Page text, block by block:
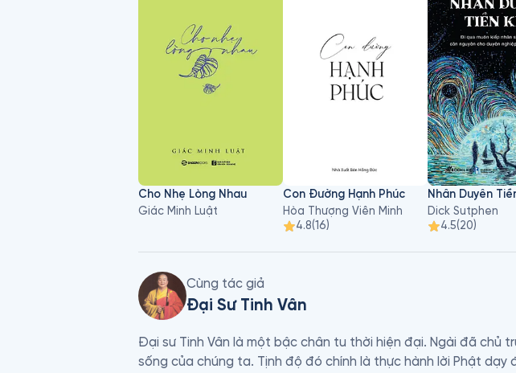
Cho Nhẹ Lòng Nhau
Giác Minh Luật
Con Đường Hạnh Phúc
Hòa Thượng Viên Minh
4.8(16)
Nhân Duyên
Dick Sutphen
4.5(20)
Cùng tác giả
Đại Sư Tinh Vân
Đại sư Tinh Vân là một bậc chân tu thời hiện đại. Ngài đã chủ
sống của chúng ta. Tịnh độ đó chính là thực hành lời Phật